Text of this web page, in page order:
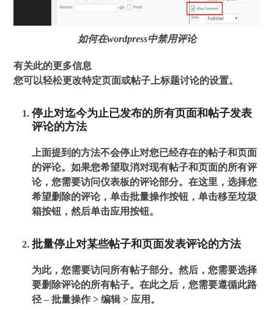
如何在wordpress中禁用评论
有关此的更多信息
您可以轻松更改特定页面或帖子上标题讨论的设置。
停止对迄今为止已发布的所有页面和帖子发表
评论的方法
上面提到的方法不会停止对您已经存在的帖子和页面
的评论。如果您希望取消对现有帖子和页面的所有评
论，您需要访问仪表板的评论部分。在这里，选择您
希望删除的评论，单击批量操作按钮，单击移至垃圾
箱按钮，然后单击应用按钮。
批量停止对某些帖子和页面发表评论的方法
为此，您需要访问所有帖子部分。然后，您需要选择
要删除评论的所有帖子。在此之后，您需要遵循此路
径 – 批量操作 > 编辑 > 应用。